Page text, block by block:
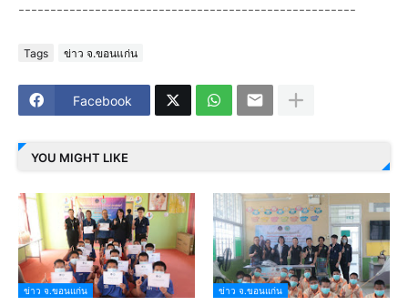
-----------------------------------------------------
Tags ข่าว จ.ขอนแก่น
Facebook
YOU MIGHT LIKE
ข่าว จ.ขอนแก่น ข่าว จ.ขอนแก่น